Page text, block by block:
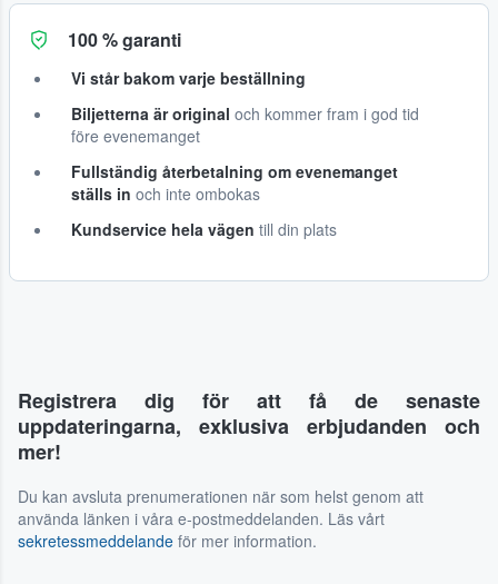
100 % garanti
Vi står bakom varje beställning
Biljetterna är original och kommer fram i god tid
före evenemanget
Fullständig återbetalning om evenemanget
ställs in och inte ombokas
Kundservice hela vägen till din plats
Registrera dig för att få de senaste
uppdateringarna, exklusiva erbjudanden och
mer!
Du kan avsluta prenumerationen när som helst genom att
använda länken i våra e-postmeddelanden. Läs vårt
sekretessmeddelande för mer information.